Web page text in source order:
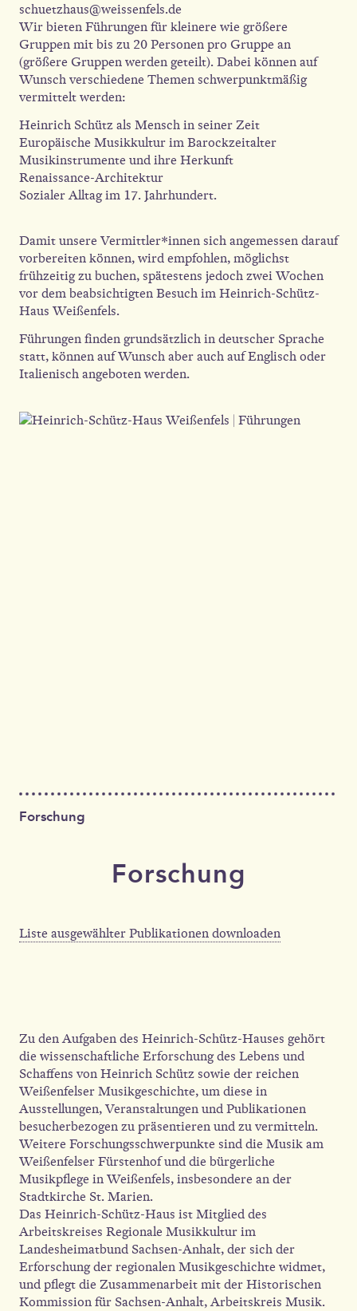
schuetzhaus@weissenfels.de
Wir bieten Führungen für kleinere wie größere
Gruppen mit bis zu 20 Personen pro Gruppe an
(größere Gruppen werden geteilt). Dabei können auf
Wunsch verschiedene Themen schwerpunktmäßig
vermittelt werden:
Heinrich Schütz als Mensch in seiner Zeit
Europäische Musikkultur im Barockzeitalter
Musikinstrumente und ihre Herkunft
Renaissance-Architektur
Sozialer Alltag im 17. Jahrhundert.
Damit unsere Vermittler*innen sich angemessen darauf
vorbereiten können, wird empfohlen, möglichst
frühzeitig zu buchen, spätestens jedoch zwei Wochen
vor dem beabsichtigten Besuch im Heinrich-Schütz-
Haus Weißenfels.
Führungen finden grundsätzlich in deutscher Sprache
statt, können auf Wunsch aber auch auf Englisch oder
Italienisch angeboten werden.
Forschung
Forschung
Liste ausgewählter Publikationen downloaden
Zu den Aufgaben des Heinrich-Schütz-Hauses gehört
die wissenschaftliche Erforschung des Lebens und
Schaffens von Heinrich Schütz sowie der reichen
Weißenfelser Musikgeschichte, um diese in
Ausstellungen, Veranstaltungen und Publikationen
besucherbezogen zu präsentieren und zu vermitteln.
Weitere Forschungsschwerpunkte sind die Musik am
Weißenfelser Fürstenhof und die bürgerliche
Musikpflege in Weißenfels, insbesondere an der
Stadtkirche St. Marien.
Das Heinrich-Schütz-Haus ist Mitglied des
Arbeitskreises Regionale Musikkultur im
Landesheimatbund Sachsen-Anhalt, der sich der
Erforschung der regionalen Musikgeschichte widmet,
und pflegt die Zusammenarbeit mit der Historischen
Kommission für Sachsen-Anhalt, Arbeitskreis Musik.